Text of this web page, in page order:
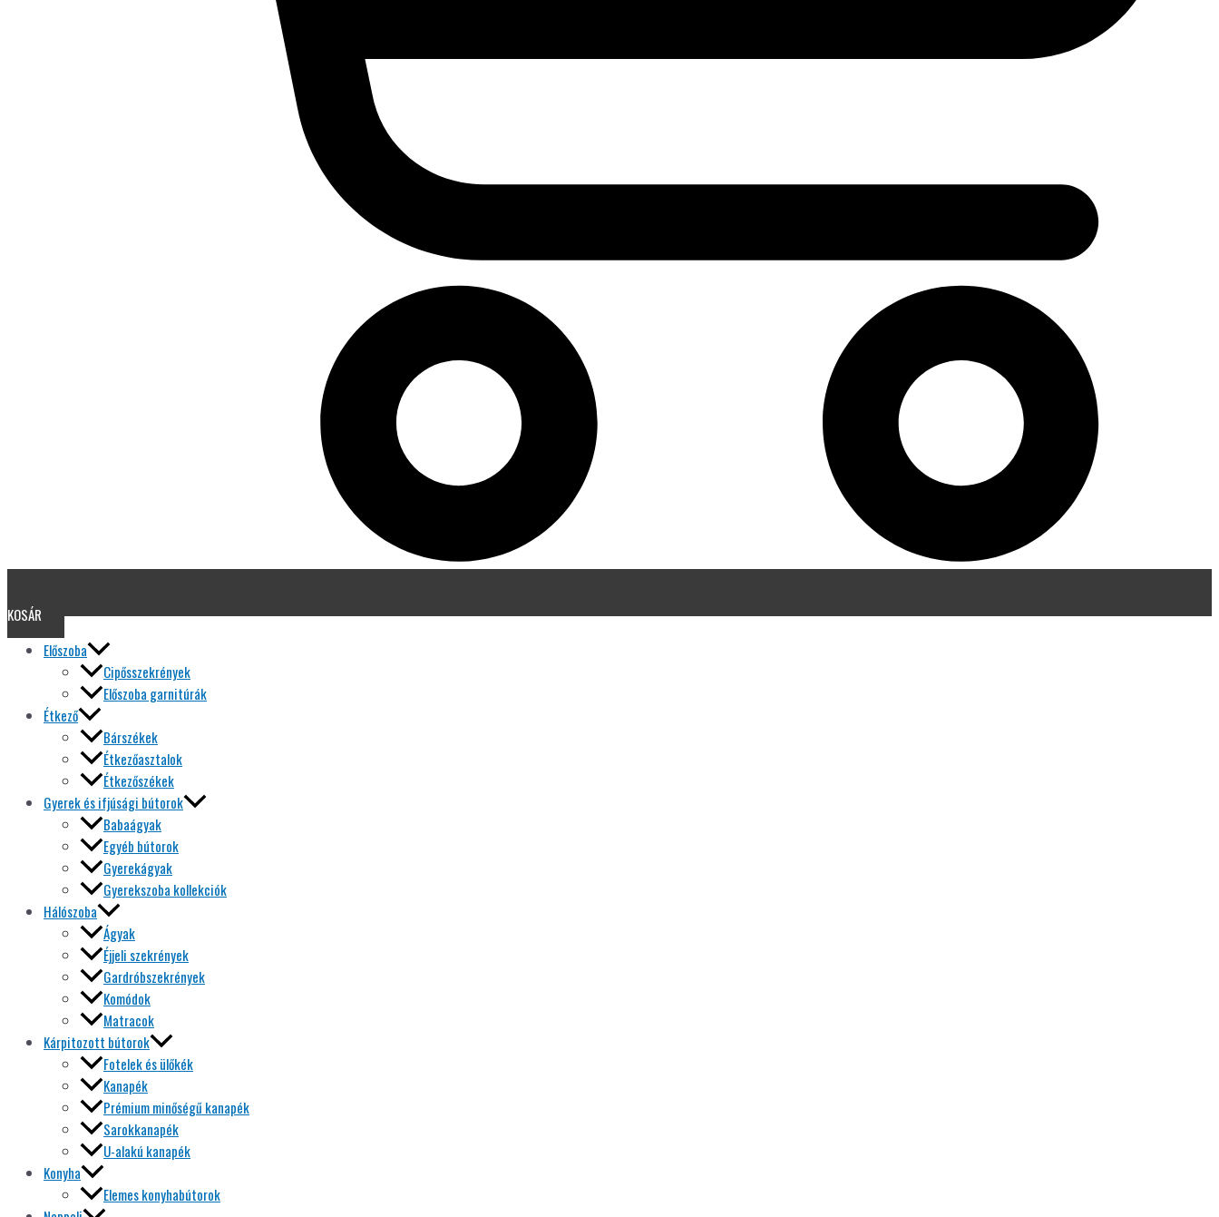
KOSÁR
Előszoba
Cipősszekrények
Előszoba garnitúrák
Étkező
Bárszékek
Étkezőasztalok
Étkezőszékek
Gyerek és ifjúsági bútorok
Babaágyak
Egyéb bútorok
Gyerekágyak
Gyerekszoba kollekciók
Hálószoba
Ágyak
Éjjeli szekrények
Gardróbszekrények
Komódok
Matracok
Kárpitozott bútorok
Fotelek és ülőkék
Kanapék
Prémium minőségű kanapék
Sarokkanapék
U-alakú kanapék
Konyha
Elemes konyhabútorok